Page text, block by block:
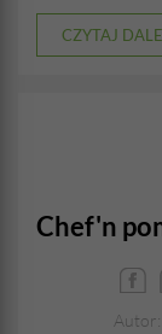
CZYTAJ
Chef'n
Autor: